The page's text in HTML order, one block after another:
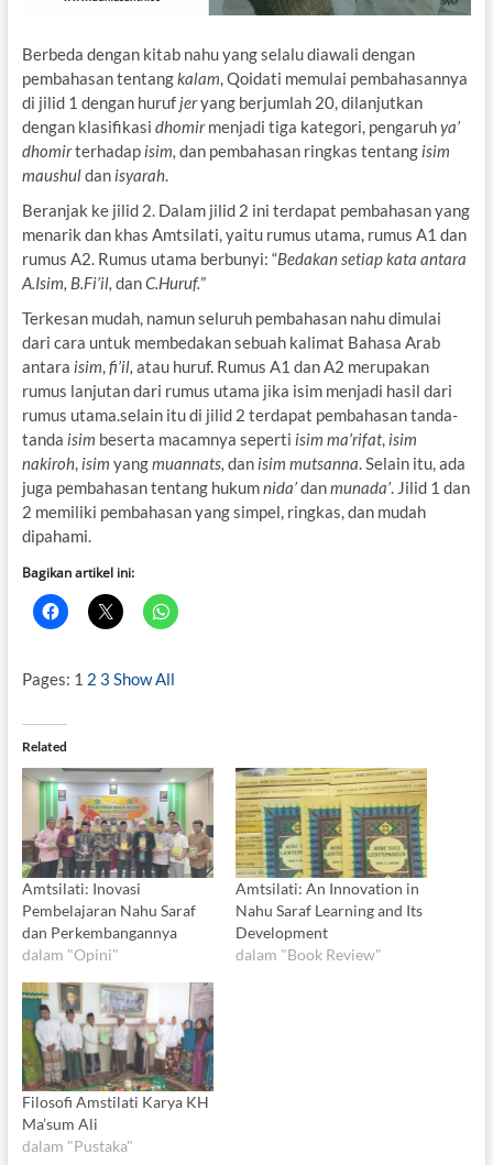
Berbeda dengan kitab nahu yang selalu diawali dengan
pembahasan tentangkalam, Qoidati memulai pembahasannya
di jilid 1 dengan huruf jeryang berjumlah 20, dilanjutkan
dengan klasifikasi dhomirmenjadi tiga kategori, pengaruhya’
dhomirterhadap isim, dan pembahasan ringkas tentang isim
maushuldan isyarah.
Beranjak ke jilid 2. Dalam jilid 2 ini terdapat pembahasan yang
menarik dan khas Amtsilati, yaitu rumus utama, rumus A1 dan
rumus A2. Rumus utama berbunyi: “Bedakan setiap kata antara
A.Isim, B.Fi’il, danC.Huruf.”
Terkesan mudah, namun seluruh pembahasan nahu dimulai
dari cara untuk membedakan sebuah kalimat Bahasa Arab
antara isim,fi’il, atau huruf. Rumus A1 dan A2 merupakan
rumus lanjutan dari rumus utama jika isim menjadi hasil dari
rumus utama.selain itu di jilid 2 terdapat pembahasan tanda-
tanda isim beserta macamnya seperti isim ma’rifat, isim
nakiroh, isim yangmuannats, dan isim mutsanna. Selain itu, ada
juga pembahasan tentang hukumnida’danmunada’. Jilid 1 dan
2 memiliki pembahasan yang simpel, ringkas, dan mudah
dipahami.
Bagikan artikel ini:
Pages: 1 2 3 Show All
Related
Amtsilati: Inovasi
Pembelajaran Nahu Saraf
dan Perkembangannya
dalam "Opini"
Amtsilati: An Innovation in
Nahu Saraf Learning and Its
Development
dalam "Book Review"
Filosofi Amstilati Karya KH
Ma’sum Ali
dalam "Pustaka"